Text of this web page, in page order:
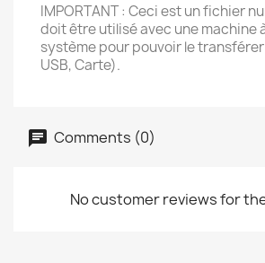
IMPORTANT : Ceci est un fichier
doit être utilisé avec une machine
système pour pouvoir le transférer
USB, Carte).
Comments (0)
No customer reviews for